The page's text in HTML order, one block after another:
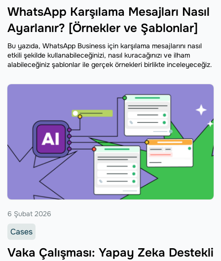
WhatsApp Karşılama Mesajları Nasıl
Ayarlanır? [Örnekler ve Şablonlar]
Bu yazıda, WhatsApp Business için karşılama mesajlarını nasıl
etkili şekilde kullanabileceğinizi, nasıl kuracağınızı ve ilham
alabileceğiniz şablonlar ile gerçek örnekleri birlikte inceleyeceğiz.
Vaka Çalışması: Yapay Zeka Destekli
6 Şubat 2026
Cases